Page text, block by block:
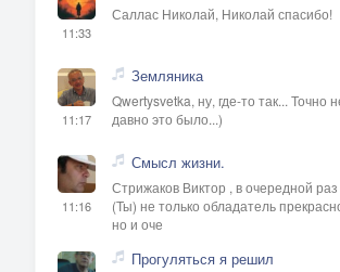
11:33
Саллас Николай, Николай спасибо!
11:17
Земляника
Qwertysvetka, ну, где-то так... Точно
давно это было...)
11:16
Смысл жизни.
Стрижаков Виктор , в очередной
(Ты) не только обладатель
но и оче
Прогуляться я решил